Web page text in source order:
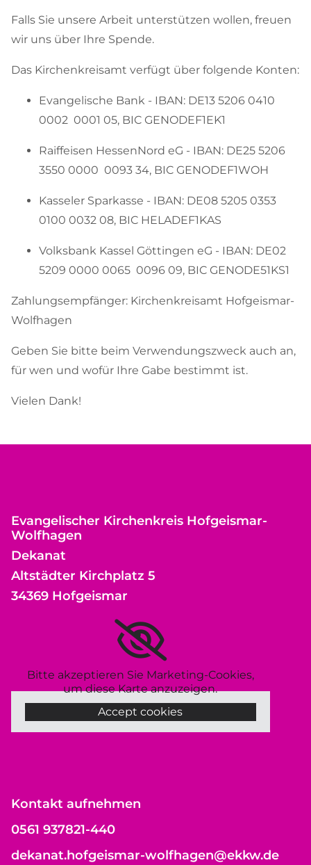
Falls Sie unsere Arbeit unterstützen wollen, freuen
wir uns über Ihre Spende.
Das Kirchenkreisamt verfügt über folgende Konten:
Evangelische Bank - IBAN: DE13 5206 0410
0002 0001 05, BIC GENODEF1EK1
Raiffeisen HessenNord eG - IBAN: DE25 5206
3550 0000 0093 34, BIC GENODEF1WOH
Kasseler Sparkasse - IBAN: DE08 5205 0353
0100 0032 08, BIC HELADEF1KAS
Volksbank Kassel Göttingen eG - IBAN: DE02
5209 0000 0065 0096 09, BIC GENODE51KS1
Zahlungsempfänger: Kirchenkreisamt Hofgeismar-
Wolfhagen
Geben Sie bitte beim Verwendungszweck auch an,
für wen und wofür Ihre Gabe bestimmt ist.
Vielen Dank!
Evangelischer Kirchenkreis Hofgeismar-
Wolfhagen
Dekanat
Altstädter Kirchplatz 5
34369 Hofgeismar
Bitte akzeptieren Sie Marketing-Cookies,
um diese Karte anzuzeigen.
Accept cookies
Kontakt aufnehmen
0561 937821-440
dekanat.hofgeismar-wolfhagen@ekkw.de